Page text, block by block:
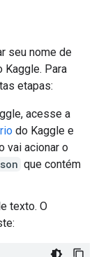
seu nome de
Kaggle. Para
etapas:
acesse a
do Kaggle e
vai acionar o
que contém
texto. O